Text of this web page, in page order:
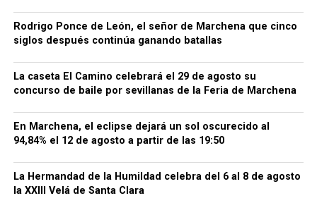
Rodrigo Ponce de León, el señor de Marchena que cinco
siglos después continúa ganando batallas
La caseta El Camino celebrará el 29 de agosto su
concurso de baile por sevillanas de la Feria de Marchena
En Marchena, el eclipse dejará un sol oscurecido al
94,84% el 12 de agosto a partir de las 19:50
La Hermandad de la Humildad celebra del 6 al 8 de agosto
la XXIII Velá de Santa Clara